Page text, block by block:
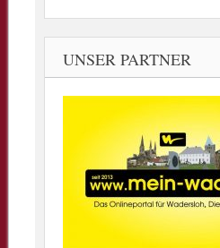
UNSER PARTNER